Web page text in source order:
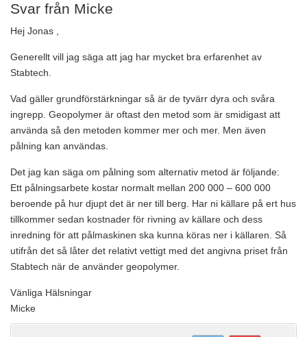
Svar från Micke
Hej Jonas ,
Generellt vill jag säga att jag har mycket bra erfarenhet av
Stabtech.
Vad gäller grundförstärkningar så är de tyvärr dyra och svåra
ingrepp. Geopolymer är oftast den metod som är smidigast att
använda så den metoden kommer mer och mer. Men även
pålning kan användas.
Det jag kan säga om pålning som alternativ metod är följande:
Ett pålningsarbete kostar normalt mellan 200 000 – 600 000
beroende på hur djupt det är ner till berg. Har ni källare på ert hus
tillkommer sedan kostnader för rivning av källare och dess
inredning för att pålmaskinen ska kunna köras ner i källaren. Så
utifrån det så låter det relativt vettigt med det angivna priset från
Stabtech när de använder geopolymer.
Vänliga Hälsningar
Micke